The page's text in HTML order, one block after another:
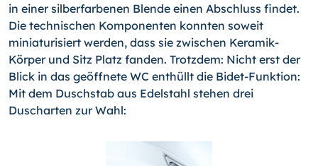
in einer silberfarbenen Blende einen Abschluss findet.
Die technischen Komponenten konnten soweit
miniaturisiert werden, dass sie zwischen Keramik-
Körper und Sitz Platz fanden. Trotzdem: Nicht erst der
Blick in das geöffnete WC enthüllt die Bidet-Funktion:
Mit dem Duschstab aus Edelstahl stehen drei
Duscharten zur Wahl: